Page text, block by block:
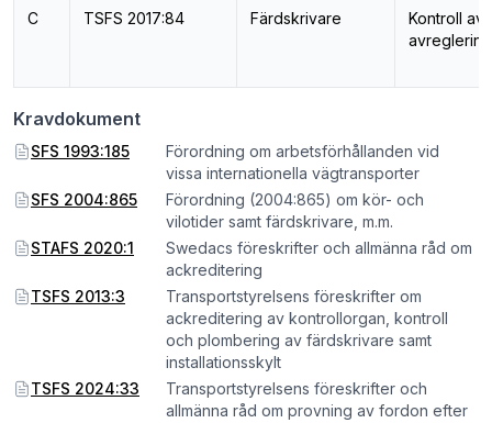
C TSFS 2017:84 Färdskrivare
Kontroll av
Kravdokument
SFS 1993:185
Förordning om arbetsförhållanden vid
vissa internationella vägtransporter
SFS 2004:865
Förordning (2004:865) om kör- och
vilotider samt färdskrivare, m.m.
STAFS 2020:1
Swedacs föreskrifter och allmänna råd om
ackreditering
TSFS 2013:3
Transportstyrelsens föreskrifter om
ackreditering av kontrollorgan, kontroll
och plombering av färdskrivare samt
installationsskylt
TSFS 2024:33
Transportstyrelsens föreskrifter och
allmänna råd om provning av fordon efter